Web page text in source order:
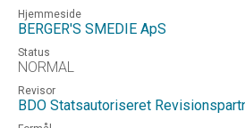
Hjemmeside
BERGER'S SMEDIE ApS
Status
NORMAL
Revisor
BDO Statsautoriseret